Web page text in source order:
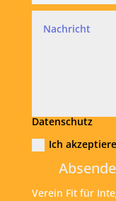
Datenschutz
Ich
Verein Fit für